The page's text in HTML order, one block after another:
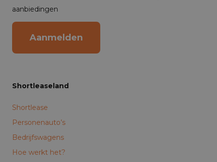
aanbiedingen
Aanmelden
Shortleaseland
Shortlease
Personenauto’s
Bedrijfswagens
Hoe werkt het?